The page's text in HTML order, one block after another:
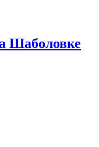
Шаболовке